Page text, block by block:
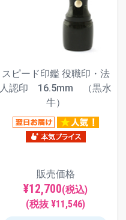
スピード印鑑 役職印・法
人認印 16.5mm （黒水
牛）
販売価格
¥12,700(税込)
(税抜 ¥11,546)